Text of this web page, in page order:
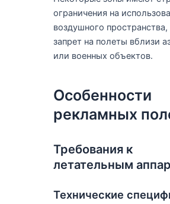
ограничения на
воздушного пространства,
запрет на полеты вблизи
или военных объектов.
Особенности
рекламных
Требования к
летательным
Технические